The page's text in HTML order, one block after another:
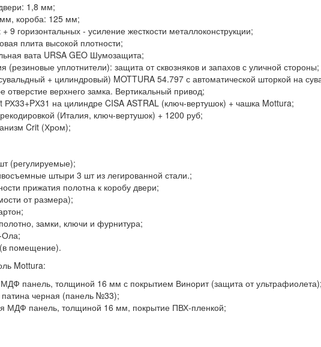
1,8 мм;
короба: 125 мм;
9 горизонтальных - усиление жесткости металлоконструкции;
плита высокой плотности;
вата URSA GEO Шумозащита;
(резиновые уплотнители): защита от сквозняков и запахов с уличной стороны;
+ цилиндровый) MOTTURA 54.797 с автоматической шторкой на
отверстие верхнего замка. Вертикальный привод;
РХ33+PХ31 на цилиндре CISA ASTRAL (ключ-вертушок) + чашка Mottura;
(Италия, ключ-вертушок) + 1200 руб;
Crit (Хром);
(регулируемые);
штыри 3 шт из легированной стали.;
прижатия полотна к коробу двери;
от размера);
замки, ключи и фурнитура;
Ола;
помещение).
Mottura:
панель, толщиной 16 мм с покрытием Винорит (защита от ультрафиолета);
патина черная (панель №33);
МДФ панель, толщиной 16 мм, покрытие ПВХ-пленкой;